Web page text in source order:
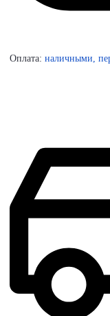
Оплата: наличными,